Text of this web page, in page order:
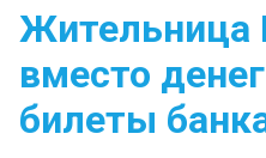
Жительница
вместо
билеты